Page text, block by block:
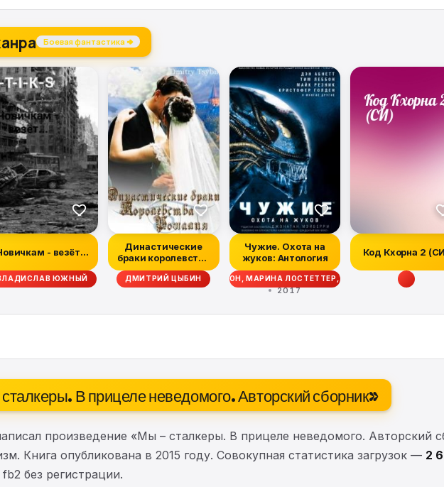
Боевая фантастика →
- везёт...
ЮЖНЫЙ
Династические
браки королевства
Рошалия
ДМИТРИЙ ЦЫБИН
Чужие. Охота на
жуков: Антология
КЕЙН, ТИМ ЛЕББОН, СКОТТ СИГЛЕР, ДЭЙВ ВОЛВЕРТОН, МАРИНА ЛОСТЕТТЕР, УЭСТОН ОКС,
2017
Код Кхорна 2
В прицеле неведомого. Авторский сборник»
произведение «Мы – сталкеры. В прицеле неведомого. Авторский
Книга опубликована в 2015 году. Совокупная статистика загрузок — 2
без регистрации.